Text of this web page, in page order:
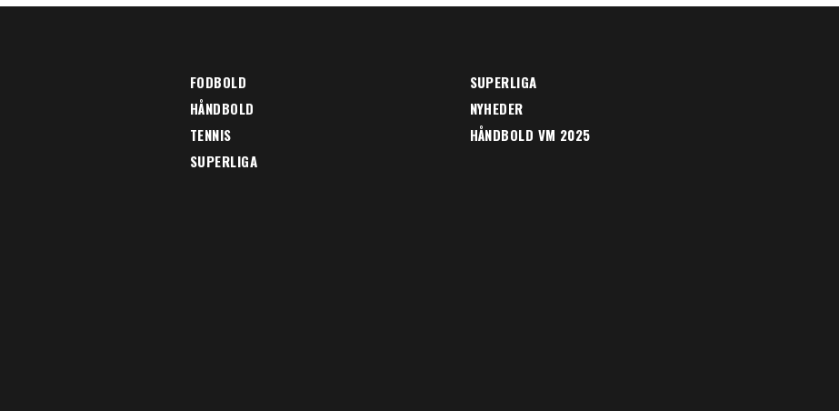
FODBOLD
HÅNDBOLD
TENNIS
SUPERLIGA
SUPERLIGA
NYHEDER
HÅNDBOLD VM 2025